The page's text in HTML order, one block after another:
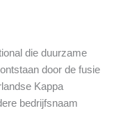
die duurzame
door de fusie
Kappa
bedrijfsnaam